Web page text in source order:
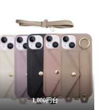
1,000円台